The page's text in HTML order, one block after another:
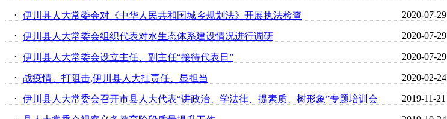
· 伊川县人大常委会对《中华人民共和国城乡规划法》开展执法检查 2020-07-29
· 伊川县人大常委会组织代表对水生态体系建设情况进行调研 2020-07-29
· 伊川县人大常委会设立主任、副主任“接待代表日” 2020-07-29
· 战疫情、打阻击,伊川县人大扛责任、显担当 2020-02-24
· 伊川县人大常委会召开市县人大代表“讲政治、学法律、提素质、树形象”专题培训会 2019-11-21